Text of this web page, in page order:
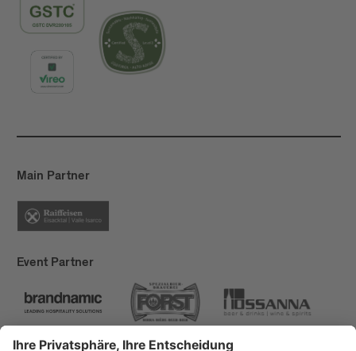
Main Partner
Event Partner